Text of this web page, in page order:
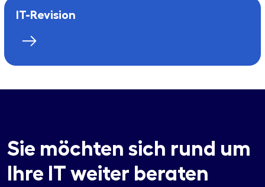
IT-Revision
Sie möchten sich rund um
Ihre IT weiter beraten